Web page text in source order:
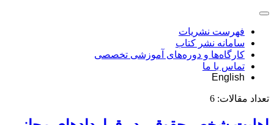
فهرست نشریات
سامانه نشر کتاب
کارگاه‌ها و دوره‌های آموزشی تخصصی
تماس با ما
English
تعداد مقالات: 6